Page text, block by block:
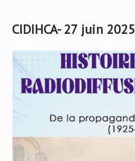
CIDIHCA- 27 juin 2025